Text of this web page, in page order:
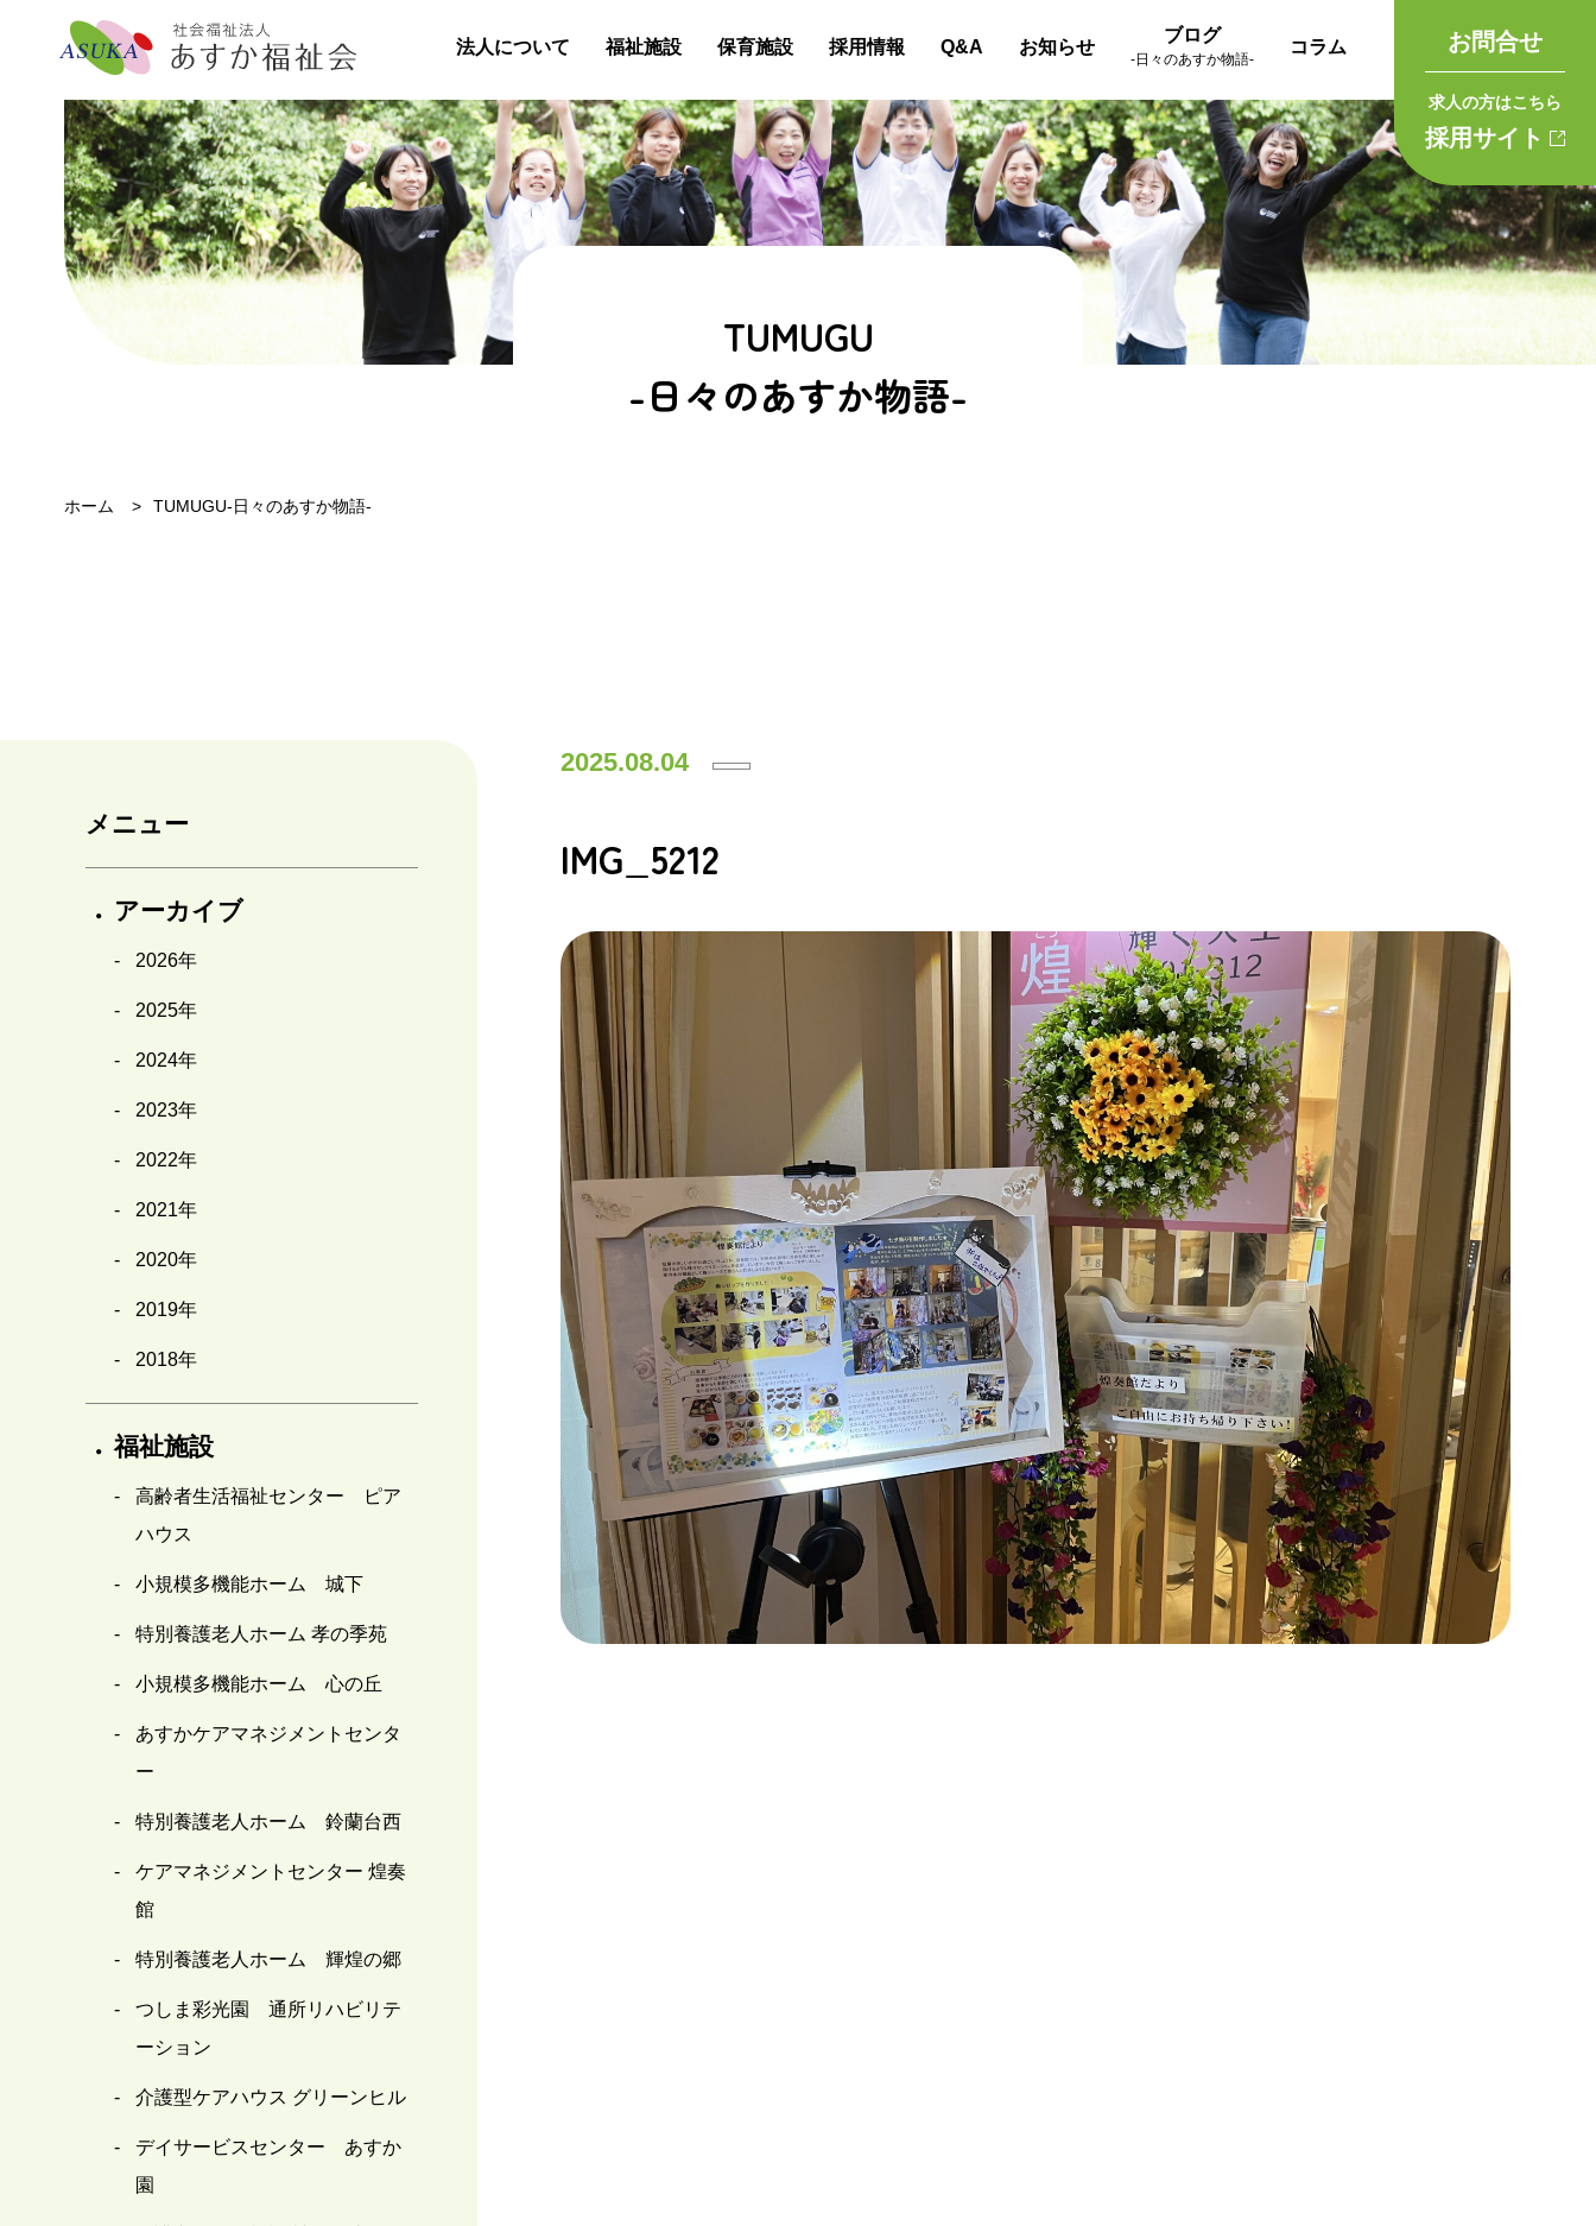
法人について 福祉施設 保育施設 採用情報 Q&A お知らせ
ブログ
-日々のあすか物語-
コラム お問合せ
求人の方はこちら
採用サイト
TUMUGU
-日々のあすか物語-
ホーム TUMUGU-日々のあすか物語-
メニュー
アーカイブ
2026年
2025年
2024年
2023年
2022年
2021年
2020年
2019年
2018年
福祉施設
高齢者生活福祉センター ピア
ハウス
小規模多機能ホーム 城下
特別養護老人ホーム 孝の季苑
小規模多機能ホーム 心の丘
あすかケアマネジメントセンタ
ー
特別養護老人ホーム 鈴蘭台西
ケアマネジメントセンター 煌奏
館
特別養護老人ホーム 輝煌の郷
つしま彩光園 通所リハビリテ
ーション
介護型ケアハウス グリーンヒル
デイサービスセンター あすか
園
2025.08.04
IMG_5212